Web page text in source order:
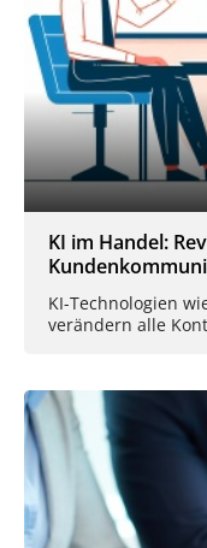
KI im Handel:
KI-Technologien
verändern alle